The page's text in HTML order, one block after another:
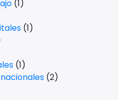
(1)
(1)
(1)
(2)